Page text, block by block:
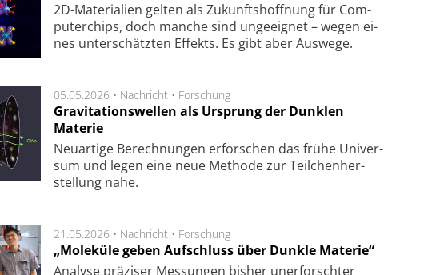
2D-Mate­ri­a­li­en gel­ten als Zu­kunfts­hoff­nung für Com­
pu­ter­chips, doch man­che sind un­ge­eig­net – we­gen ei­
nes un­ter­schätz­ten Ef­fekts. Es gibt aber Aus­we­ge.
05.05.2026 • Nachricht • Forschung
Gravitationswellen als Ursprung der Dunklen
Materie
Neu­artige Be­rech­nung­en er­for­schen das frü­he Uni­ver­
sum und legen eine neue Me­tho­de zur Teil­chen­her­
stel­lung nahe.
21.05.2026 • Nachricht • Forschung
„Moleküle geben Aufschluss über Dunkle Materie“
Analyse prä­zi­ser Mes­sung­en bis­her un­er­for­schter